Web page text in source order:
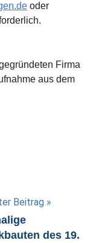
oder
Firma
aus dem
Beitrag
des 19.